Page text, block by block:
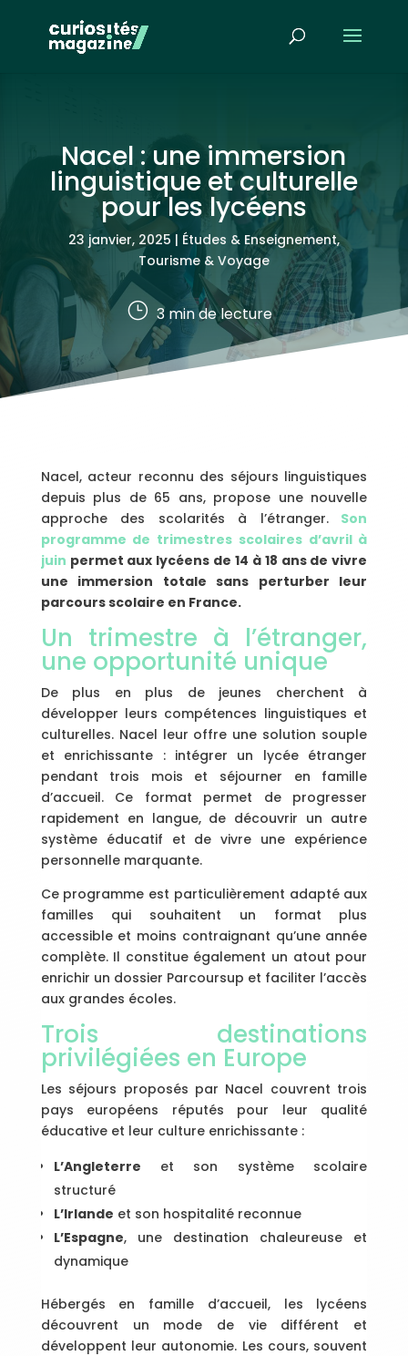
Nacel : une immersion
linguistique et culturelle
pour les lycéens
23 janvier, 2025 | Études & Enseignement,
Tourisme & Voyage
} 3min de lecture
Nacel, acteur reconnu des séjours linguistiques
depuis plus de 65 ans, propose une nouvelle
approche des scolarités à l’étranger.
Son
programme de trimestres scolaires d’avril à
juin permet aux lycéens de 14 à 18 ans de vivre
une immersion totale sans perturber leur
parcours scolaire en France.
Un trimestre à l’étranger,
une opportunité unique
De plus en plus de jeunes cherchent à
développer leurs compétences linguistiques et
culturelles. Nacel leur offre une solution souple
et enrichissante : intégrer un lycée étranger
pendant trois mois et séjourner en famille
d’accueil. Ce format permet de progresser
rapidement en langue, de découvrir un autre
système éducatif et de vivre une expérience
personnelle marquante.
Ce programme est particulièrement adapté aux
familles qui souhaitent un format plus
accessible et moins contraignant qu’une année
complète. Il constitue également un atout pour
enrichir un dossier Parcoursup et faciliter l’accès
aux grandes écoles.
Trois destinations
privilégiées en Europe
Les séjours proposés par Nacel couvrent trois
pays européens réputés pour leur qualité
éducative et leur culture enrichissante :
L’Angleterre et son système scolaire
structuré
L’Irlande et son hospitalité reconnue
L’Espagne, une destination chaleureuse et
dynamique
Hébergés en famille d’accueil, les lycéens
découvrent un mode de vie différent et
développent leur autonomie. Les cours, souvent